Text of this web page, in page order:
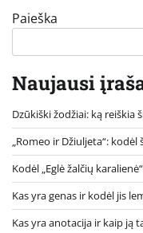
puslapiavimas
Paieška
Naujausi
Dzūkiški žodžiai: ką reiškia
„Romeo ir Džiuljeta“:
Kodėl „Eglė žalčių
Kas yra genas ir kodėl jis
Kas yra anotacija ir kaip ją